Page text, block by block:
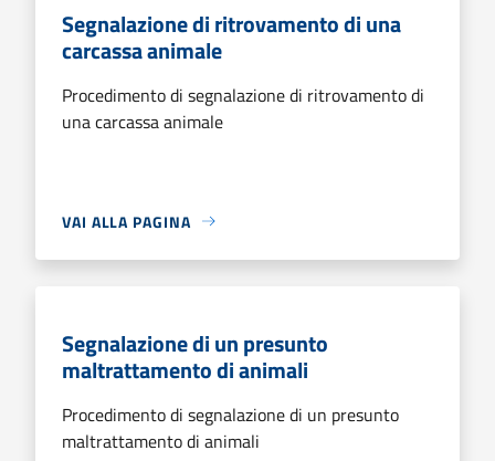
Segnalazione di ritrovamento di una
carcassa animale
Procedimento di segnalazione di ritrovamento di
una carcassa animale
VAI ALLA PAGINA
Segnalazione di un presunto
maltrattamento di animali
Procedimento di segnalazione di un presunto
maltrattamento di animali